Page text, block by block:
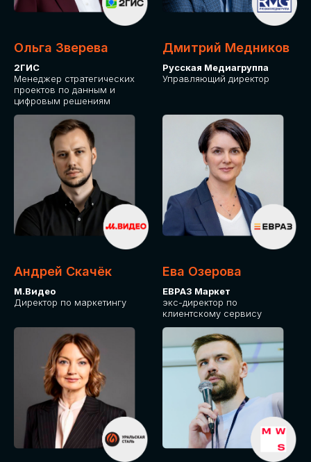
Ольга Зверева
2ГИС
Менеджер стратегических
проектов по данным и
цифровым решениям
Дмитрий Медников
Русская Медиагруппа
Управляющий директор
Андрей Скачёк
М.Видео
Директор по маркетингу
Ева Озерова
ЕВРАЗ Маркет
экс-директор по
клиентскому сервису